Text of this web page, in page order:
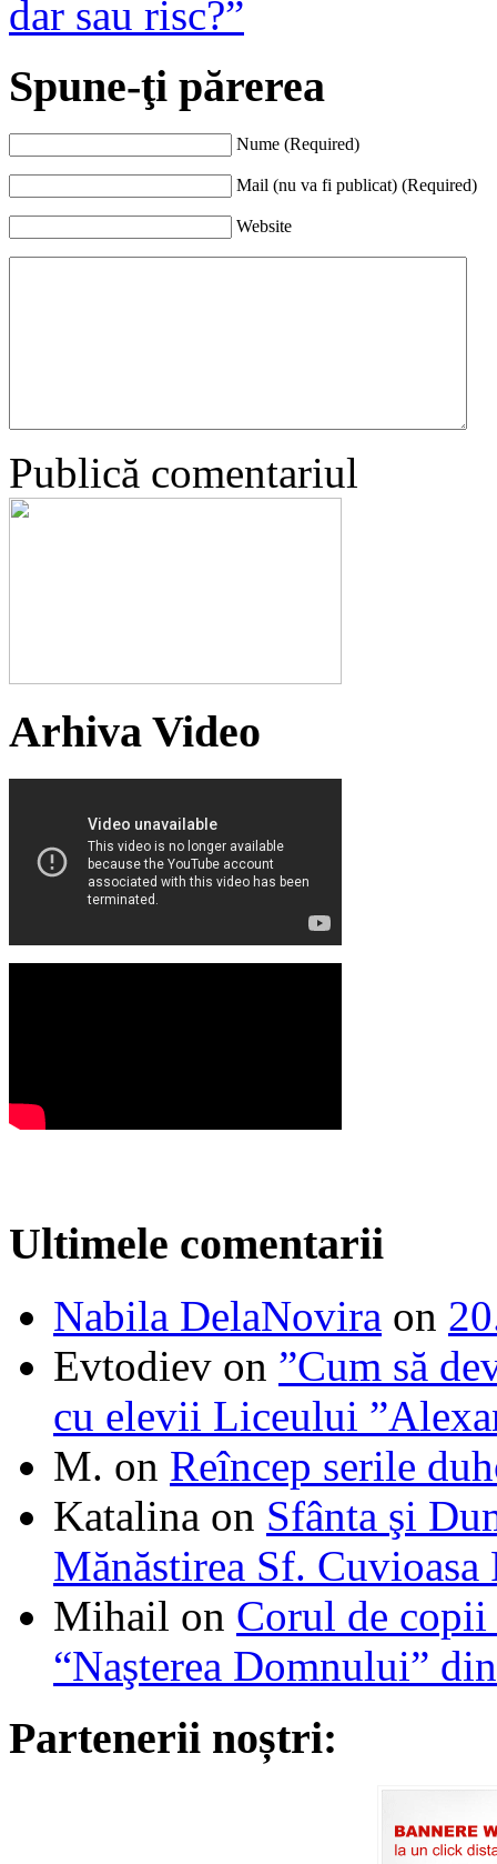
dar sau risc?”
Spune-ţi părerea
Nume (Required)
Mail (nu va fi publicat) (Required)
Website
Publică comentariul
Arhiva Video
Ultimele comentarii
Nabila DelaNovira on
Evtodiev on ”Cum să
cu elevii Liceului
M. on Reîncep serile
Katalina on Sfânta şi
Mănăstirea Sf. Cuvioasa
Mihail on Corul de
“Naşterea Domnului”
Partenerii noștri: